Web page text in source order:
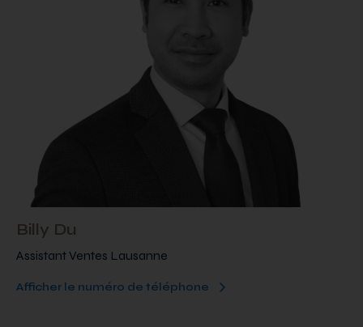
Billy Du
Assistant Ventes Lausanne
Afficher le numéro de téléphone